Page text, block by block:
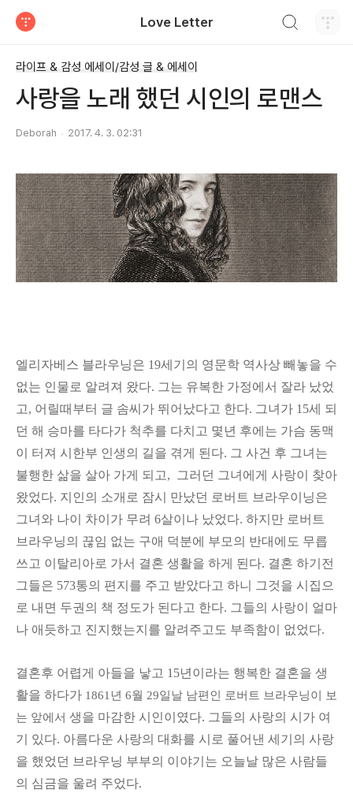
Love Letter
라이프 & 감성 에세이/감성 글 & 에세이
사랑을 노래 했던 시인의 로맨스
Deborah 2017. 4. 3. 02:31
엘리자베스 블라우닝은 19세기의 영문학 역사상 빼놓을 수
없는 인물로 알려져 왔다. 그는 유복한 가정에서 잘라 났었
고, 어릴때부터 글 솜씨가 뛰어났다고 한다. 그녀가 15세 되
던 해 승마를 타다가 척추를 다치고 몇년 후에는 가슴 동맥
이 터져 시한부 인생의 길을 겪게 된다. 그 사건 후 그녀는
불행한 삶을 살아 가게 되고, 그러던 그녀에게 사랑이 찾아
왔었다. 지인의 소개로 잠시 만났던 로버트 브라우이닝은
그녀와 나이 차이가 무려 6살이나 났었다. 하지만 로버트
브라우닝의 끊임 없는 구애 덕분에 부모의 반대에도 무릅
쓰고 이탈리아로 가서 결혼 생활을 하게 된다. 결혼 하기전
그들은 573통의 편지를 주고 받았다고 하니 그것을 시집으
로 내면 두권의 책 정도가 된다고 한다. 그들의 사랑이 얼마
나 애듯하고 진지했는지를 알려주고도 부족함이 없었다.
결혼후 어렵게 아들을 낳고 15년이라는 행복한 결혼을 생
활을 하다가 1861년 6월 29일날 남편인 로버트 브라우닝이 보
는 앞에서 생을 마감한 시인이였다. 그들의 사랑의 시가 여
기 있다. 아름다운 사랑의 대화를 시로 풀어낸 세기의 사랑
을 했었던 브라우닝 부부의 이야기는 오늘날 많은 사람들
의 심금을 울려 주었다.